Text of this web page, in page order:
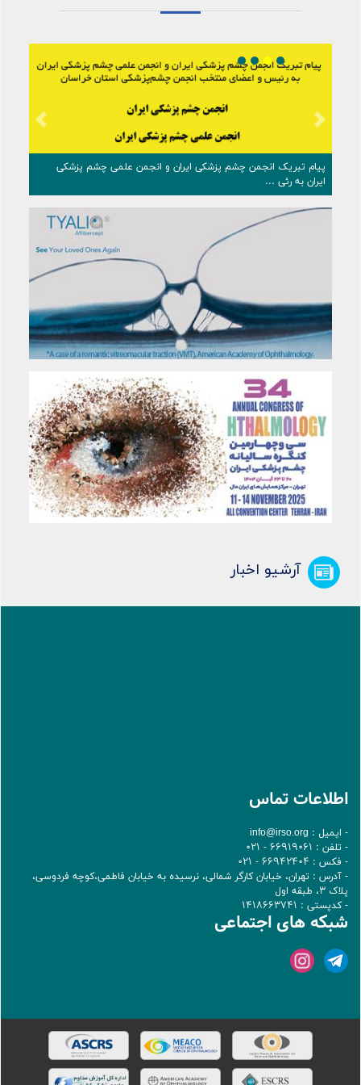
پیام تبریک انجمن چشم ‌پزشکی ایران و انجمن علمی چشم‌ پزشکی
ایران به رئی ...
Previous Next
آرشیو اخبار
اطلاعات تماس
- ایمیل : info@irso.org
- تلفن : 66919061 - 021
- فکس : 66942404 - 021
- آدرس : تهران، خيابان کارگر شمالی، نرسيده به خيابان فاطمی،کوچه فردوسی،
پلاک 3، طبقه اول
- کدپستی : 1418663741
شبکه های اجتماعی